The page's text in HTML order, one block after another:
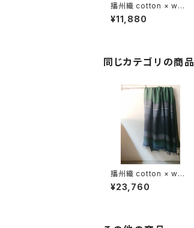
播州織 cotton × woo
l shawl __ border 22
0 夕影K
¥11,880
同じカテゴリの商品
播州織 cotton × woo
l __ border 220-120
虫時雨GK
¥23,760